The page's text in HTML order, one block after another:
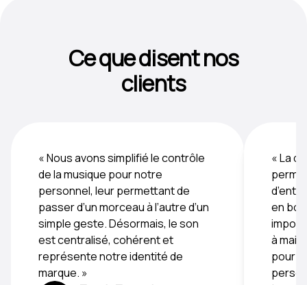
Ce que disent nos
clients
« Nous avons simplifié le contrôle
de la musique pour notre
personnel, leur permettant de
passer d’un morceau à l’autre d’un
simple geste. Désormais, le son
est centralisé, cohérent et
représente notre identité de
marque. »
« La
en
à
pour